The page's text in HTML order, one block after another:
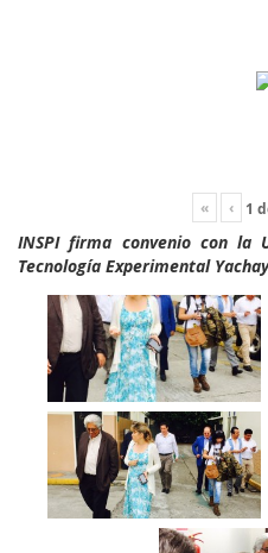
« ‹ 1
INSPI firma convenio con la
Tecnología Experimental